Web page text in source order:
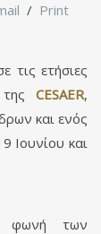
Print
τις ετήσιες
CESAER,
και ενός
Ιουνίου και
φωνή των